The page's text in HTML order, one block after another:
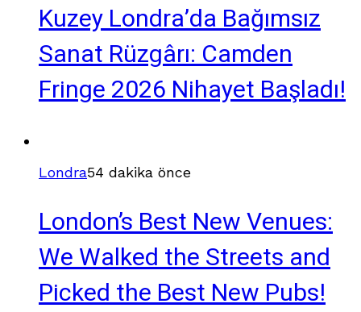
Kuzey Londra’da Bağımsız
Sanat Rüzgârı: Camden
Fringe 2026 Nihayet Başladı!
Londra54 dakika önce
London’s Best New Venues:
We Walked the Streets and
Picked the Best New Pubs!